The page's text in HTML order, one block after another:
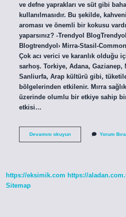
ve defne yaprakları ve süt gibi
kullanılmasıdır. Bu şekilde,
aroması ve önemli bir kokusu
yaparsınız? -Trendyol
Blogtrendyol› Mirra-Stasil-
Çok acı verici ve karanlık olduğu
sarhoş. Torkiye, Adana, Gazianep,
Sanliurfa, Arap kültürü gibi,
bölgelerinden etkilenir. Mırra
üzerinde olumlu bir etkiye sahip
etkisi…
Devamını okuyunMırra
Yorum
https://eksimik.com https://
Sitemap